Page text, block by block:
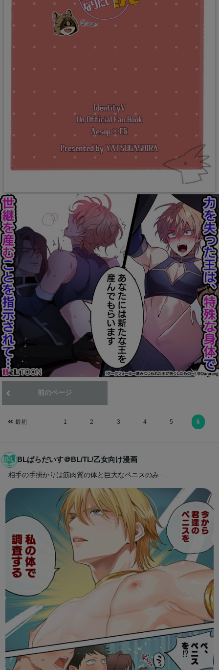
前のページ
最初 1 2 3 4 5 6
BLぱらだいす＠BL/TL/乙女向け漫画
相手の手掛かりは筋肉質の体と巨大なペニスのみ─…